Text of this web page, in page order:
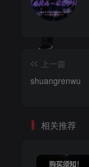
上一篇
shuangrenwu
相关推荐